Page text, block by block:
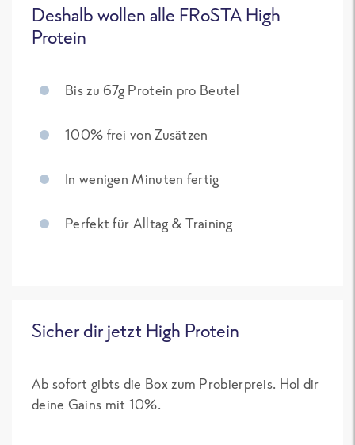
Deshalb wollen alle FRoSTA High
Protein
Bis zu 67g Protein pro Beutel
100% frei von Zusätzen
In wenigen Minuten fertig
Perfekt für Alltag & Training
Sicher dir jetzt High Protein
Ab sofort gibts die Box zum Probierpreis. Hol dir
deine Gains mit 10%.